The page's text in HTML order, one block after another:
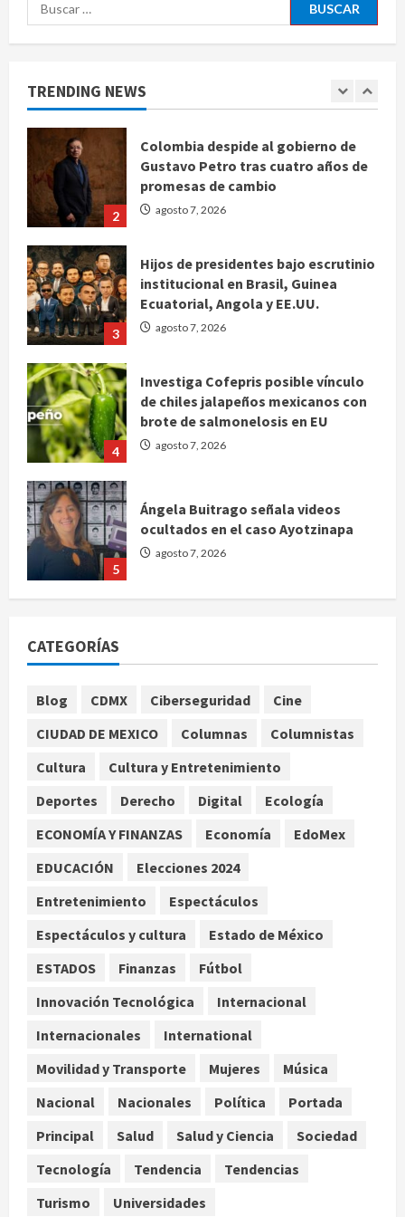
TRENDING NEWS
1
Charlotte FC vs Atlas: Fecha,
horario y canal para ver el partido
2
Colombia despide al gobierno de
Gustavo Petro tras cuatro años de
promesas de cambio
agosto 7, 2026
3
Hijos de presidentes bajo escrutinio
institucional en Brasil, Guinea
Ecuatorial, Angola y EE.UU.
agosto 7, 2026
4
Investiga Cofepris posible vínculo
de chiles jalapeños mexicanos con
brote de salmonelosis en EU
agosto 7, 2026
5
Ángela Buitrago señala videos
ocultados en el caso Ayotzinapa
agosto 7, 2026
Colombia despide al gobierno de
promesas de cambio
agosto 7, 2026
institucional en Brasil, Guinea
Ecuatorial, Angola y EE.UU.
4
Investiga Cofepris posible vínculo
brote de salmonelosis en EU
agosto 7, 2026
Ángela Buitrago señala videos
agosto 7, 2026
CATEGORÍAS
Blog CDMX Ciberseguridad
Cine
CIUDAD DE MEXICO
Columnas
Columnistas
Cultura
Cultura y Entretenimiento
Deportes
Derecho Digital
Ecología
ECONOMÍA Y FINANZAS
Economía
EdoMex
EDUCACIÓN
Elecciones 2024
Entretenimiento
Espectáculos
Espectáculos y cultura
Estado de México
ESTADOS
Finanzas
Fútbol
Innovación Tecnológica
Internacional
Internacionales
International
Movilidad y Transporte
Mujeres
Música
Nacional
Nacionales Política
Portada
Principal
Salud Salud y Ciencia
Sociedad
Tecnología
Tendencia
Tendencias
Turismo
Universidades